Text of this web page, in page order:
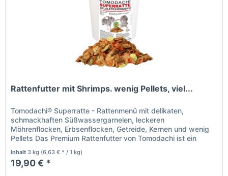
Rattenfutter mit Shrimps. wenig Pellets, viel...
Tomodachi® Superratte - Rattenmenü mit delikaten,
schmackhaften Süßwassergarnelen, leckeren
Möhrenflocken, Erbsenflocken, Getreide, Kernen und wenig
Pellets Das Premium Rattenfutter von Tomodachi ist ein
Inhalt 3 kg (6,63 € * / 1 kg)
19,90 € *